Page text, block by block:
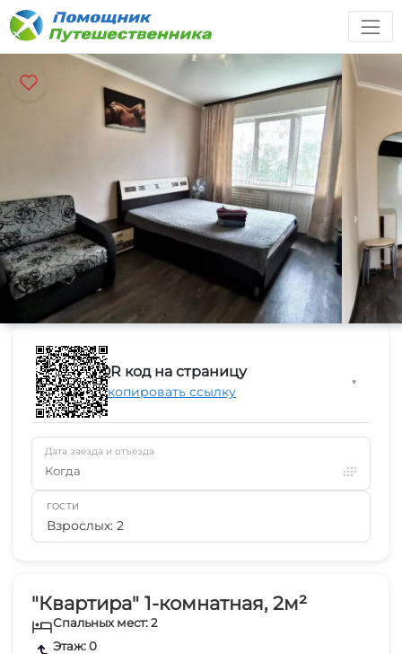
"Квартира" 1-комнатная, 2м²
Спальных мест: 2
Этаж: 0
QR код на страницу
Скопировать ссылку
▼
Дата заезда и отъезда
Когда
ГОСТИ
Взрослых: 2